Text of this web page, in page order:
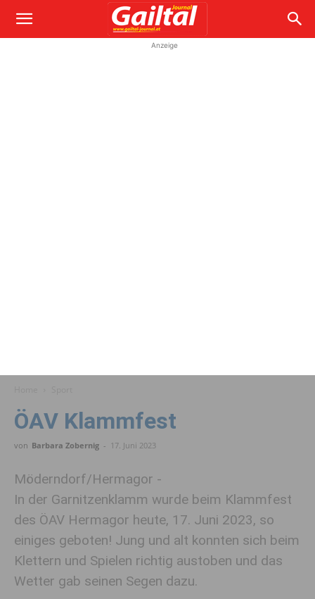
Anzeige
ÖAV Klammfest
von Barbara Zobernig - 17. Juni 2023
Möderndorf/Hermagor -
In der Garnitzenklamm wurde beim Klammfest
des ÖAV Hermagor heute, 17. Juni 2023, so
einiges geboten! Jung und alt konnten sich beim
Klettern und Spielen richtig austoben und das
Wetter gab seinen Segen dazu.